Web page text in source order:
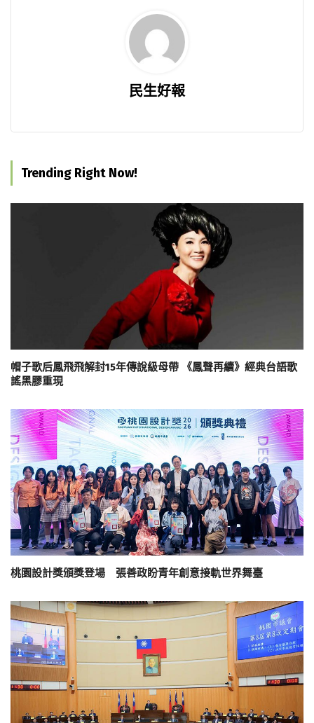
民生好報
Trending Right Now!
帽子歌后鳳飛飛解封15年傳說級母帶 《鳳聲再續》經典台語歌
謠黑膠重現
桃園設計獎頒獎登場 張善政盼青年創意接軌世界舞臺